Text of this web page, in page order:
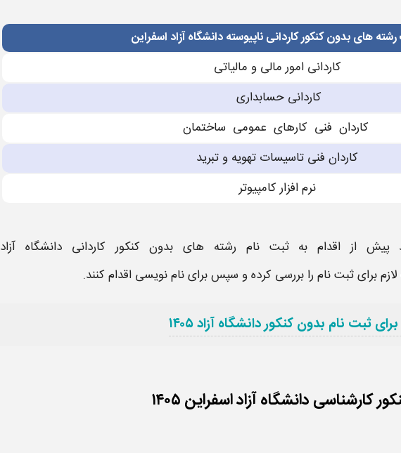
های بدون کنکور کاردانی ناپیوسته دانشگاه آزاد اسفراین
کاردانی امور مالی و مالیاتی
کاردانی حسابداری
کاردان فنی کارهاى عمومی ساختمان
کاردان فنی تاسیسات تهویه و تبرید
نرم افزار کامپیوتر
پیش از اقدام بهثبت نام رشته های بدون کنکور کاردانی دانشگاه آزاد
برایثبت نام را بررسی کرده و سپس برای نام نویسی اقدام کنند.
ثبت نام بدون کنکور دانشگاه آزاد ۱۴۰۵
دانشگاه آزاد اسفراین ۱۴۰۵